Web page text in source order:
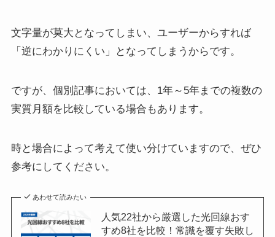
文字量が莫大となってしまい、ユーザーからすれば
「逆にわかりにくい」となってしまうからです。
ですが、個別記事においては、1年～5年までの複数の
実質月額を比較している場合もあります。
時と場合によって考えて使い分けていますので、ぜひ
参考にしてください。
あわせて読みたい
人気22社から厳選した光回線おす
すめ8社を比較！常識を覆す失敗し